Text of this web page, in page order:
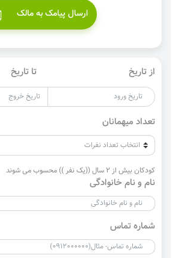
ارسال پیامک به مالک
از تاریخ تا تاریخ
تعداد میهمانان
کودکان بیش از 2 سال ((یک نفر )) محسوب می شوند
نام و نام خانوادگی
شماره تماس